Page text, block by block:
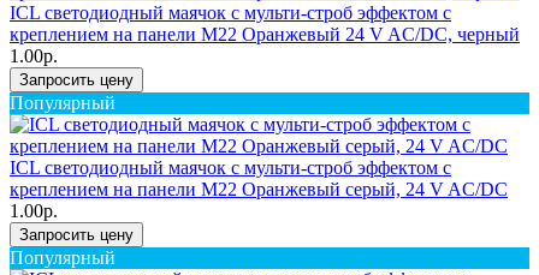
ICL светодиодный маячок с мульти-строб эффектом с
креплением на панели M22 Оранжевый 24 V AC/DC, черный
1.00р.
Запросить цену
Популярный
ICL светодиодный маячок с мульти-строб эффектом с
креплением на панели M22 Оранжевый серый, 24 V AC/DC
1.00р.
Запросить цену
Популярный